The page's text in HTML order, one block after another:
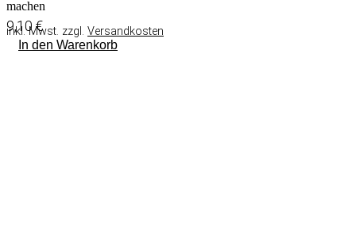
machen
9,10€
inkl. Mwst. zzgl. Versandkosten
In den Warenkorb